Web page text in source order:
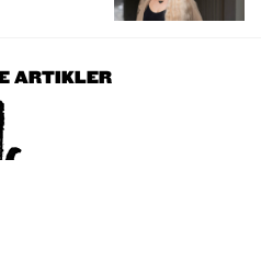
ARTIKLER